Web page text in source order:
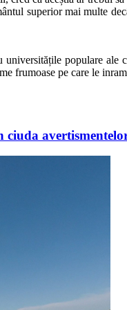
superior mai multe
populare
frumoase pe care le